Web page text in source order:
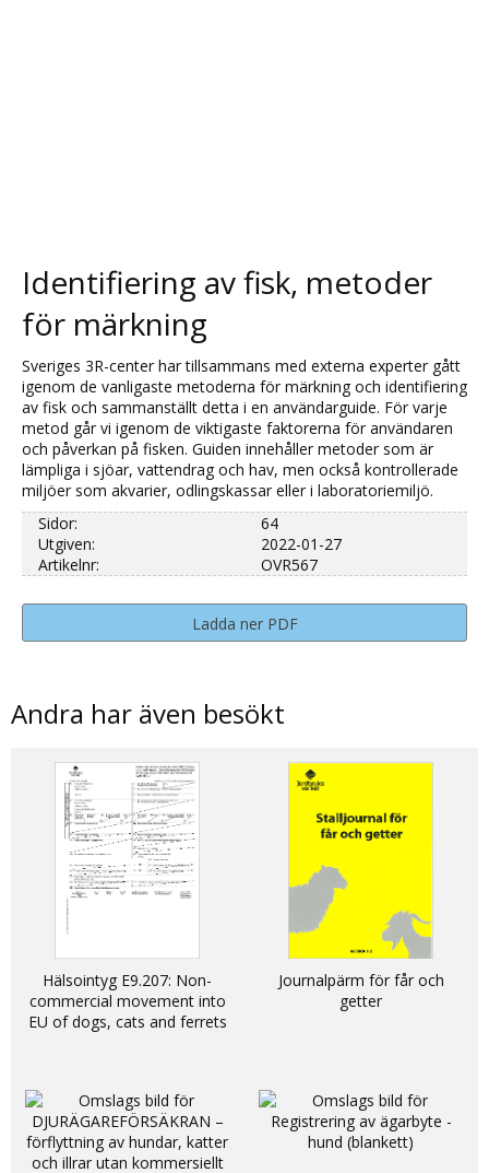
Identifiering av fisk, metoder
för märkning
Sveriges 3R-center har tillsammans med externa experter gått
igenom de vanligaste metoderna för märkning och identifiering
av fisk och sammanställt detta i en användarguide. För varje
metod går vi igenom de viktigaste faktorerna för användaren
och påverkan på fisken. Guiden innehåller metoder som är
lämpliga i sjöar, vattendrag och hav, men också kontrollerade
miljöer som akvarier, odlingskassar eller i laboratoriemiljö.
Ladda ner PDF
Sidor:
64
Utgiven:
2022-01-27
Artikelnr:
OVR567
Andra har även besökt
Hälsointyg E9.207: Non-
commercial movement into
EU of dogs, cats and ferrets
Journalpärm för får och
getter